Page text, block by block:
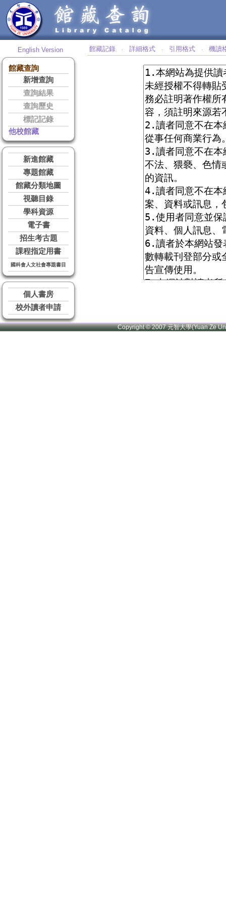
English Version
館藏查詢
新增查詢
查詢結果
查詢歷史
標記記錄
他校館藏
新進館藏
專題館藏
館藏分類地圖
視聽目錄
學科資源
電子書
招生考古題
課程指定用書
國科會人文社會專題書目
個人書房
校外讀者申請
館藏記錄 ‧ 詳細格式 ‧ 引用格式 ‧ 機讀
Copyright © 2007 元智大學(Yuan Ze